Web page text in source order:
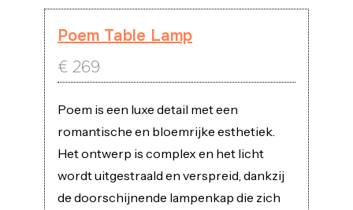
Poem Table Lamp
€ 269
Poem is een luxe detail met een
romantische en bloemrijke esthetiek.
Het ontwerp is complex en het licht
wordt uitgestraald en verspreid, dankzij
de doorschijnende lampenkap die zich